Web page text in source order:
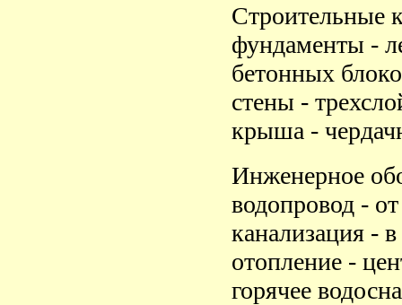
Строительные
фундаменты -
бетонных
стены -
крыша -
Инженерное
водопровод -
канализация -
отопление -
горячее